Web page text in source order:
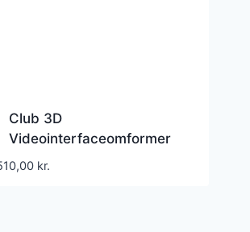
Club 3D
Videointerfaceomformer
20m kr.